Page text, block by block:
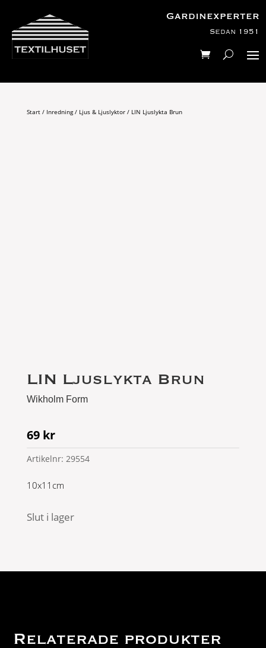
Gardinexperter
Sedan 1951
Start/ Inredning/ Ljus & Ljuslyktor/ LIN Ljuslykta Brun
LIN Ljuslykta Brun
Wikholm Form
69 kr
Artikelnr: 29554
10x11cm
Slut i lager
Relaterade produkter